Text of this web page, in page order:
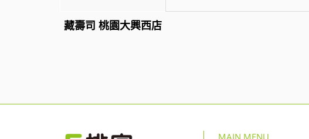
藏壽司 桃園大興西店
MAIN MENU